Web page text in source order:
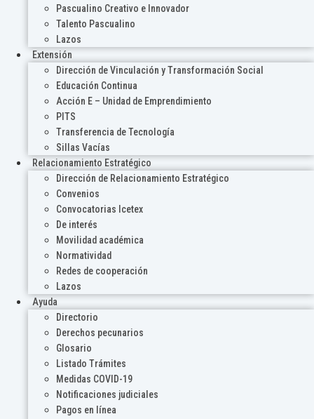
Pascualino Creativo e Innovador
Talento Pascualino
Lazos
Extensión
Dirección de Vinculación y Transformación Social
Educación Continua
Acción E – Unidad de Emprendimiento
PITS
Transferencia de Tecnología
Sillas Vacías
Relacionamiento Estratégico
Dirección de Relacionamiento Estratégico
Convenios
Convocatorias Icetex
De interés
Movilidad académica
Normatividad
Redes de cooperación
Lazos
Ayuda
Directorio
Derechos pecunarios
Glosario
Listado Trámites
Medidas COVID-19
Notificaciones judiciales
Pagos en línea